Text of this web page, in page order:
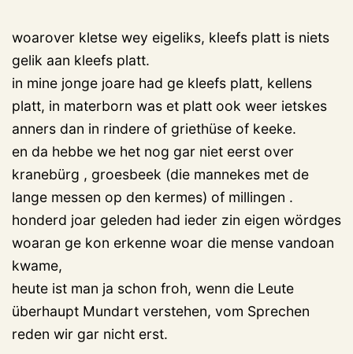
woarover kletse wey eigeliks, kleefs platt is niets
gelik aan kleefs platt.
in mine jonge joare had ge kleefs platt, kellens
platt, in materborn was et platt ook weer ietskes
anners dan in rindere of griethüse of keeke.
en da hebbe we het nog gar niet eerst over
kranebürg , groesbeek (die mannekes met de
lange messen op den kermes) of millingen .
honderd joar geleden had ieder zin eigen wördges
woaran ge kon erkenne woar die mense vandoan
kwame,
heute ist man ja schon froh, wenn die Leute
überhaupt Mundart verstehen, vom Sprechen
reden wir gar nicht erst.